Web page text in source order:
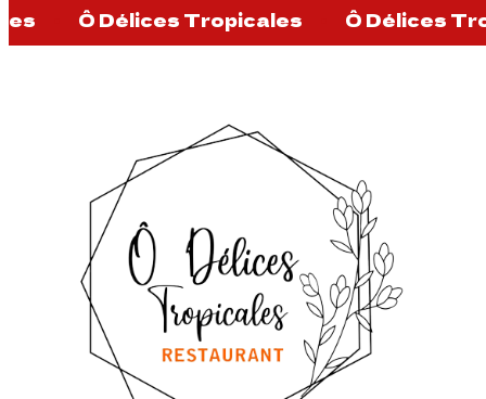
Ô Délices Tropicales Ô Délices